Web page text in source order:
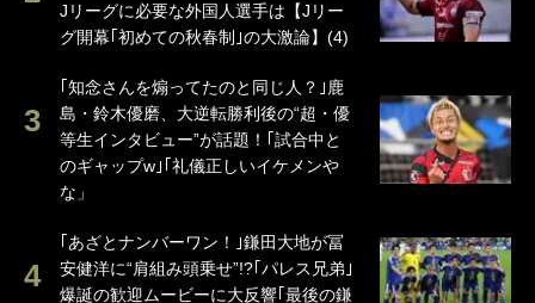
Jリーグに必要な外国人選手は【Jリー
グ開幕｢初めての秋春制｣の大激論】(4)
｢知念さんを煽ってたのと同じ人？｣鹿
島・鈴木優磨、大逆転勝利後の“超・優
等生インタビュー”が話題！｢試合中と
のギャップw｣｢礼儀正しいイケメンや
な」
｢あざとナンバーワン！｣鎌田大地が冨
安健洋に“肩組み頭乗せ”!?｢パレス兄弟｣
爆誕の歓迎ムービーに大反響｢最後の鎌